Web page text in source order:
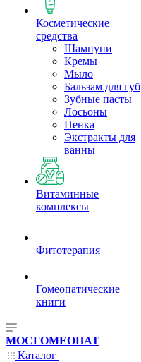
Косметические
средства
Шампуни
Кремы
Мыло
Бальзам для губ
Зубные пасты
Лосьоны
Пенка
Экстракты для
ванны
Витаминные
комплексы
Фитотерапия
Гомеопатические
книги
МОСГОМЕОПАТ
Каталог